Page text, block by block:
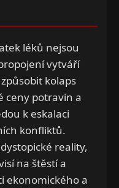
léků nejsou
vytváří
kolaps
ceny potravin a
k eskalaci
konfliktů.
reality,
na štěstí a
ekonomického a